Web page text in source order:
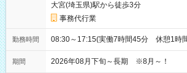
大宮(埼玉県)駅から徒歩3分
事務代行業
勤務時間 08:30～17:15(実働7時間45分 休憩1時
期間 2026年08月下旬～長期 ※8月～！